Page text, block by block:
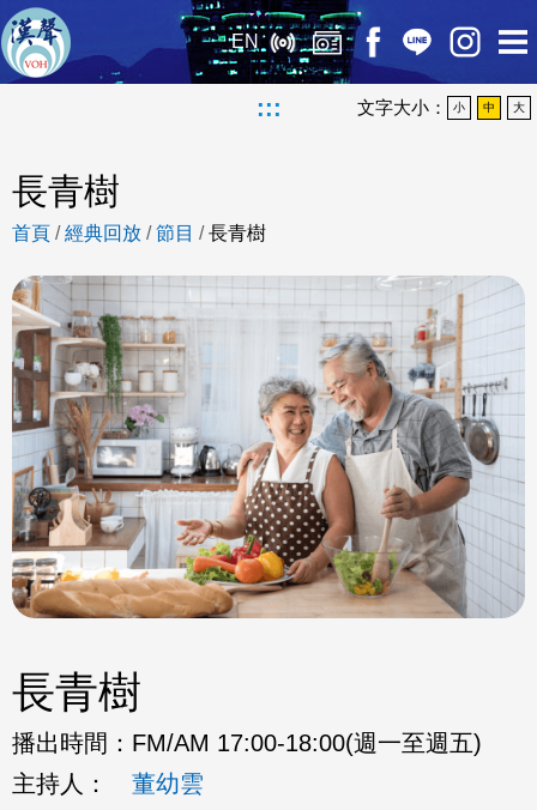
EN
::: 文字大小： 小 中 大
長青樹
首頁 /經典回放 /節目 /長青樹
長青樹
播出時間： FM/AM 17:00-18:00(週一至週五)
主持人：
董幼雲